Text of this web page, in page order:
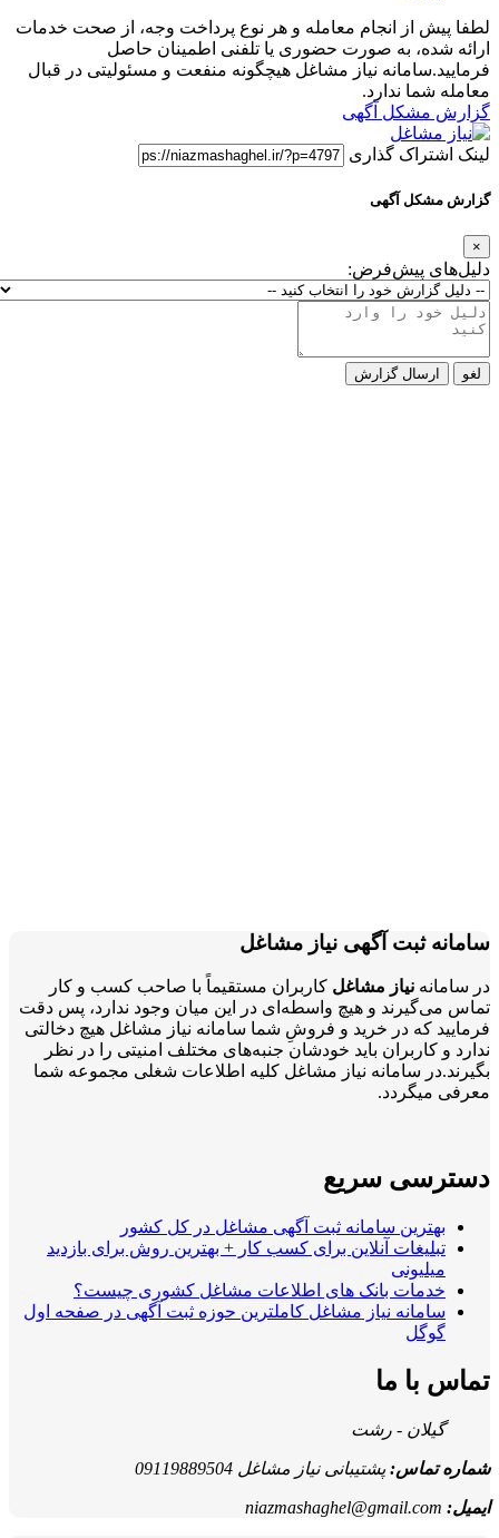
لطفا پیش از انجام معامله و هر نوع پرداخت وجه، از صحت خدمات
ارائه شده، به صورت حضوری یا تلفنی اطمینان حاصل
فرمایید.سامانه نیاز مشاغل هیچگونه منفعت و مسئولیتی در قبال
معامله شما ندارد.
گزارش مشکل آگهی
لینک اشتراک گذاری
گزارش مشکل آگهی
×
دلیل‌های پیش‌فرض:
لغو ارسال گزارش
سامانه ثبت آگهی نیاز مشاغل
در سامانه نیاز مشاغلکاربران مستقیماً با صاحب کسب و کار
تماس می‌گیرند و هیچ واسطه‌ای در این میان وجود ندارد، پس دقت
فرمایید که در خرید و فروشِ شما سامانه نیاز مشاغل هیچ دخالتی
ندارد و کاربران باید خودشان جنبه‌های مختلف امنیتی را در نظر
بگیرند.در سامانه نیاز مشاغل کلیه اطلاعات شغلی مجموعه شما
معرفی میگردد.
دسترسی سریع
بهترین سامانه ثبت آگهی مشاغل در کل کشور
تبلیغات آنلاین برای کسب کار + بهترین روش برای بازدید
میلیونی
خدمات بانک های اطلاعات مشاغل کشوری چیست؟
سامانه نیاز مشاغل کاملترین حوزه ثبت آگهی در صفحه اول
گوگل
تماس با ما
گیلان - رشت
شماره تماس:پشتیبانی نیاز مشاغل 09119889504
ایمیل: niazmashaghel@gmail.com